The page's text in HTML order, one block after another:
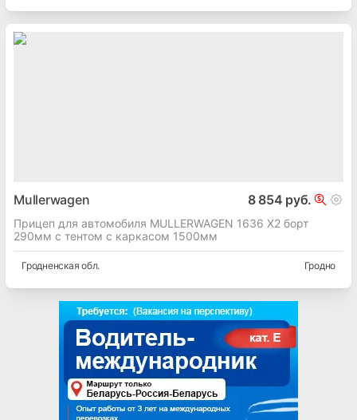
Mullerwagen 8 854 руб.
Прицеп для автомобиля MULLERWAGEN 1636 X2 борт
290мм с тентом с каркасом 1500мм
Гродненская обл. Гродно